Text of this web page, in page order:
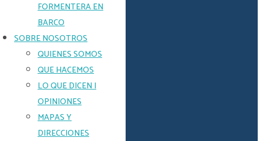
FORMENTERA EN
BARCO
SOBRE NOSOTROS
QUIENES SOMOS
QUE HACEMOS
LO QUE DICEN |
OPINIONES
MAPAS Y
DIRECCIONES
PREGÚNTANOS
CONSULTA
RÁPIDA
Name